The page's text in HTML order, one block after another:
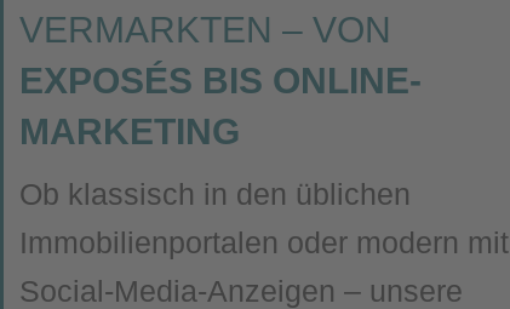
VERMARKTEN – VON
EXPOSÉS BIS ONLINE-
MARKETING
Ob klassisch in den üblichen
Immobilienportalen oder modern mit
Social-Media-Anzeigen – unsere